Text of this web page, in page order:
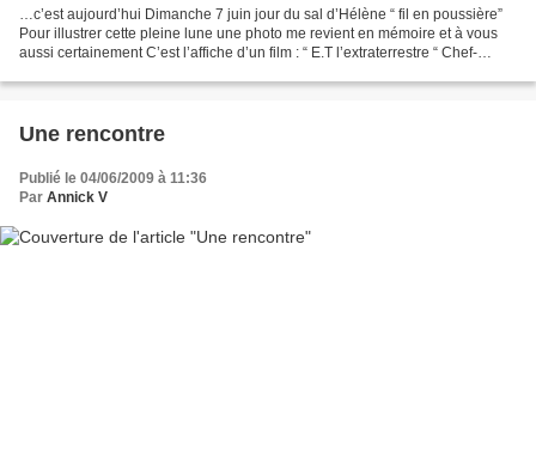
…c’est aujourd’hui Dimanche 7 juin jour du sal d’Hélène “ fil en poussière”
Pour illustrer cette pleine lune une photo me revient en mémoire et à vous
aussi certainement C’est l’affiche d’un film : “ E.T l’extraterrestre “ Chef-
Une rencontre
Publié le 04/06/2009 à 11:36
Par Annick V